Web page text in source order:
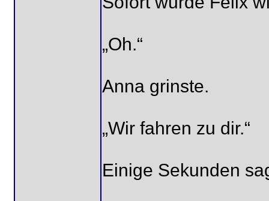
„Oh.“
Anna grinste.
„Wir fahren zu dir.“
Einige Sekunden